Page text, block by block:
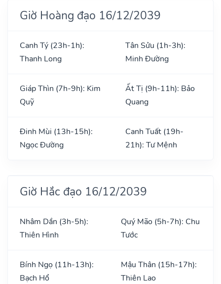
Giờ Hoàng đạo 16/12/2039
Canh Tý (23h-1h):
Thanh Long
Tân Sửu (1h-3h):
Minh Đường
Giáp Thìn (7h-9h): Kim
Quỹ
Ất Tị (9h-11h): Bảo
Quang
Đinh Mùi (13h-15h):
Ngọc Đường
Canh Tuất (19h-
21h): Tư Mệnh
Giờ Hắc đạo 16/12/2039
Nhâm Dần (3h-5h):
Thiên Hình
Quý Mão (5h-7h): Chu
Tước
Bính Ngọ (11h-13h):
Bạch Hổ
Mậu Thân (15h-17h):
Thiên Lao